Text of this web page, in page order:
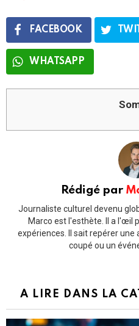
FACEBOOK
WHATSAPP
Rédigé par
Journaliste culturel devenu
Marco est l'esthète. Il a l'œil
expériences. Il sait repérer
coupé ou un
A LIRE DANS LA